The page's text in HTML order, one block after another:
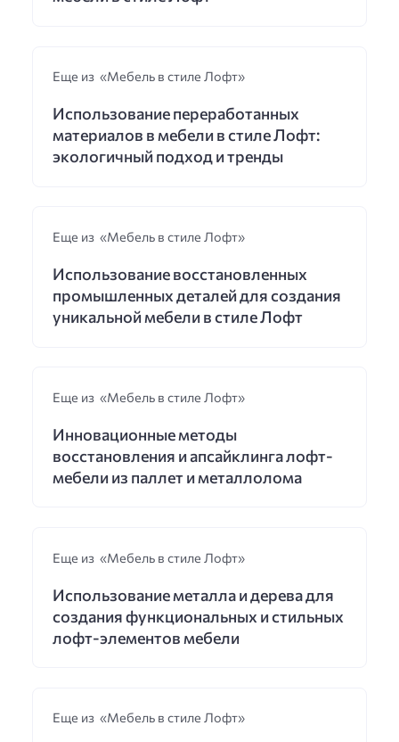
Еще из «Мебель в стиле Лофт»
Использование переработанных
материалов в мебели в стиле Лофт:
экологичный подход и тренды
Еще из «Мебель в стиле Лофт»
Использование восстановленных
промышленных деталей для создания
уникальной мебели в стиле Лофт
Еще из «Мебель в стиле Лофт»
Инновационные методы
восстановления и апсайклинга лофт-
мебели из паллет и металлолома
Еще из «Мебель в стиле Лофт»
Использование металла и дерева для
создания функциональных и стильных
лофт-элементов мебели
Еще из «Мебель в стиле Лофт»